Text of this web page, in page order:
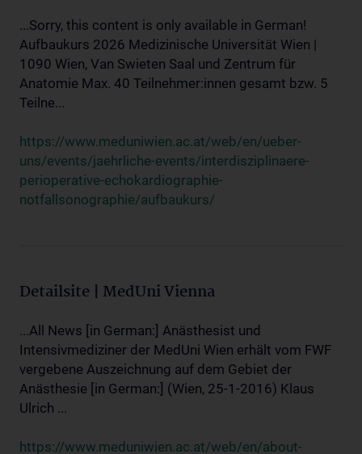
...Sorry, this content is only available in German!
Aufbaukurs 2026 Medizinische Universität Wien |
1090 Wien, Van Swieten Saal und Zentrum für
Anatomie Max. 40 Teilnehmer:innen gesamt bzw. 5
Teilne...
https://www.meduniwien.ac.at/web/en/ueber-
uns/events/jaehrliche-events/interdisziplinaere-
perioperative-echokardiographie-
notfallsonographie/aufbaukurs/
Detailsite | MedUni Vienna
...All News [in German:] Anästhesist und
Intensivmediziner der MedUni Wien erhält vom FWF
vergebene Auszeichnung auf dem Gebiet der
Anästhesie [in German:] (Wien, 25-1-2016) Klaus
Ulrich ...
https://www.meduniwien.ac.at/web/en/about-